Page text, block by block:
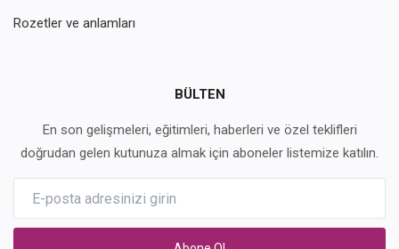
Rozetler ve anlamları
BÜLTEN
En son gelişmeleri, eğitimleri, haberleri ve özel teklifleri
doğrudan gelen kutunuza almak için aboneler listemize katılın.